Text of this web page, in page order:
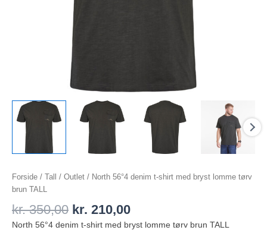
Forside / Tall / Outlet / North 56°4 denim t-shirt med bryst lomme tørv
brun TALL
kr.350,00 kr. 210,00
North 56°4 denim t-shirt med bryst lomme tørv brun TALL